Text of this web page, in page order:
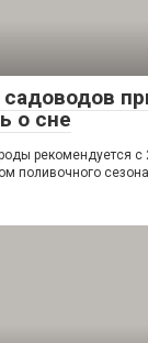
о сне
рекомендуется
поливочного